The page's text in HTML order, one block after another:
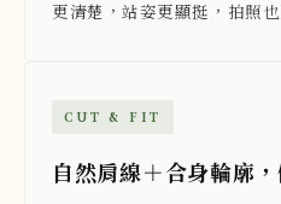
更清楚，站姿更顯挺，拍照也
CUT & FIT
自然肩線＋合身輪廓